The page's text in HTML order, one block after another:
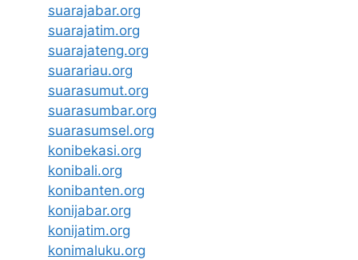
suarajabar.org
suarajatim.org
suarajateng.org
suarariau.org
suarasumut.org
suarasumbar.org
suarasumsel.org
konibekasi.org
konibali.org
konibanten.org
konijabar.org
konijatim.org
konimaluku.org